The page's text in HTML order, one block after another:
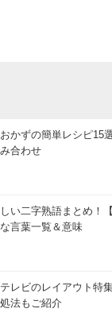
かずの簡単レシピ15
合わせ
しい二字熟語まとめ！
言葉一覧＆意味
レビのレイアウト特
法もご紹介